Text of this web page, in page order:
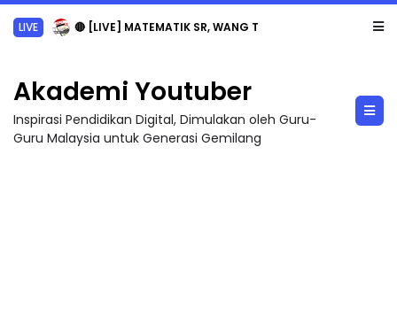
LIVE 🔴 [LIVE] MATEMATIK SR, WANG TAHUN 6 OLEH CIKGU ANITA #ALLINONE #141 #...
Akademi Youtuber
Inspirasi Pendidikan Digital, Dimulakan oleh Guru-
Guru Malaysia untuk Generasi Gemilang